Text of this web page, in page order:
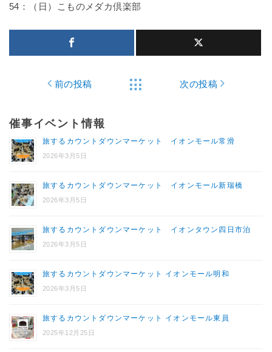
54：（日）こものメダカ倶楽部
前の投稿 次の投稿
催事イベント情報
旅するカウントダウンマーケット イオンモール常滑
2026年3月5日
旅するカウントダウンマーケット イオンモール新瑞橋
2026年3月5日
旅するカウントダウンマーケット イオンタウン四日市泊
2026年3月5日
旅するカウントダウンマーケット イオンモール明和
2026年3月5日
旅するカウントダウンマーケット イオンモール東員
2025年12月25日